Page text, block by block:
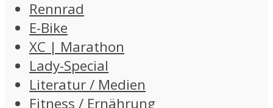
Rennrad
E-Bike
XC | Marathon
Lady-Special
Literatur / Medien
Fitness / Ernährung